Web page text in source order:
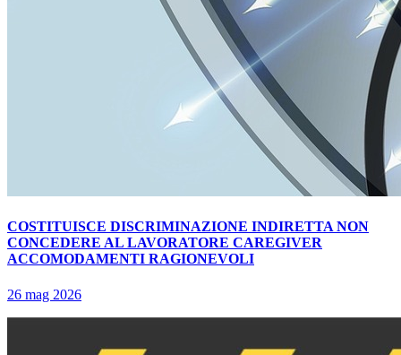
COSTITUISCE DISCRIMINAZIONE INDIRETTA NON
CONCEDERE AL LAVORATORE CAREGIVER
ACCOMODAMENTI RAGIONEVOLI
26 mag 2026